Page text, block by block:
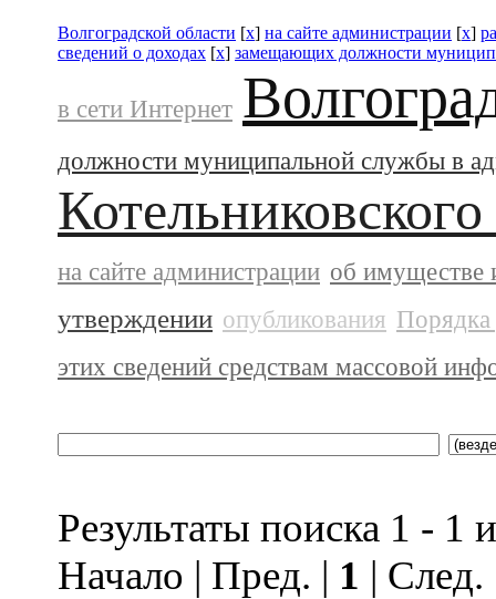
Волгоградской области [x] на сайте администрации [x]
сведений о доходах [x] замещающих должности
в сети Интернет
должности муниципальной службы в
на сайте администрации об имуществе
утверждении опубликования Порядка
этих сведений средствам массовой
Результаты поиска 1 - 1
Начало | Пред. | 1 |